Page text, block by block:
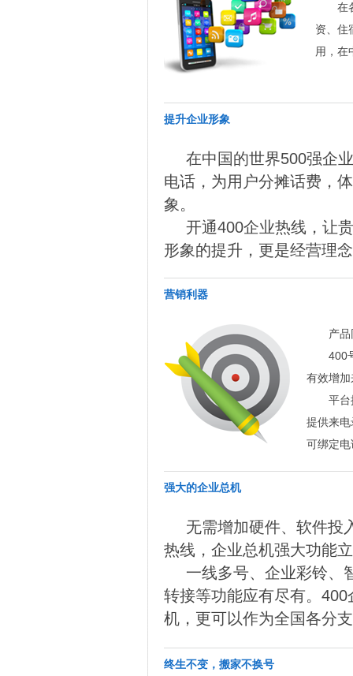
在
资、住
用，在
提升企业形象
在中国的世界500强企
电话，为用户分摊话费，
象。
开通400企业热线，让
形象的提升，更是经营理
营销利器
产
400
有效增
平台
提供来
可绑定
强大的企业总机
无需增加硬件、软件投
热线，企业总机强大功能
一线多号、企业彩铃、
转接等功能应有尽有。
机，更可以作为全国各分
终生不变，搬家不换号